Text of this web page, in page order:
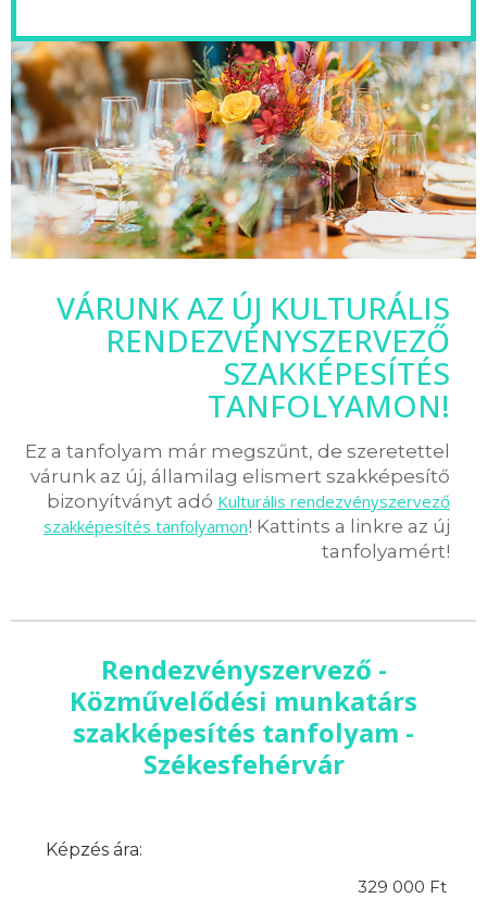
VÁRUNK AZ ÚJ KULTURÁLIS
RENDEZVÉNYSZERVEZŐ
SZAKKÉPESÍTÉS
TANFOLYAMON!
Ez a tanfolyam már megszűnt, de szeretettel
várunk az új, államilag elismert szakképesítő
bizonyítványt adó Kulturális rendezvényszervező
szakképesítés tanfolyamon! Kattints a linkre az új
tanfolyamért!
Rendezvényszervező -
Közművelődési munkatárs
szakképesítés tanfolyam -
Székesfehérvár
Képzés ára:
329 000 Ft